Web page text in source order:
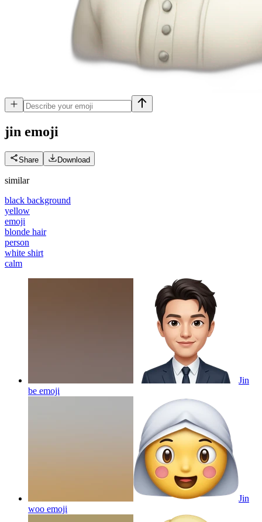
jin emoji
Share Download
similar
black background
yellow
emoji
blonde hair
person
white shirt
calm
Jin
be emoji
Jin
woo emoji